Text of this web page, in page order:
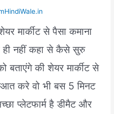
मार्कीट से पैसा कमाना
ही नहीं कहा से कैसे सुरु
की शेयर मार्कीट से
करे वो भी बस 5 मिनट
प्लेटफार्म है डीमैट और